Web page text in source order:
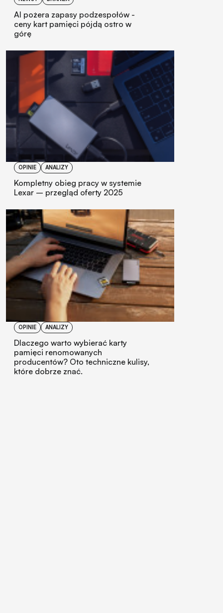
AI pożera zapasy podzespołów -
ceny kart pamięci pójdą ostro w
górę
OPINIE ANALIZY
Kompletny obieg pracy w systemie
Lexar – przegląd oferty 2025
OPINIE ANALIZY
Dlaczego warto wybierać karty
pamięci renomowanych
producentów? Oto techniczne kulisy,
które dobrze znać.